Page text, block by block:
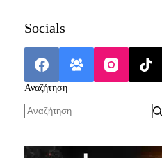
Socials
Αναζήτηση